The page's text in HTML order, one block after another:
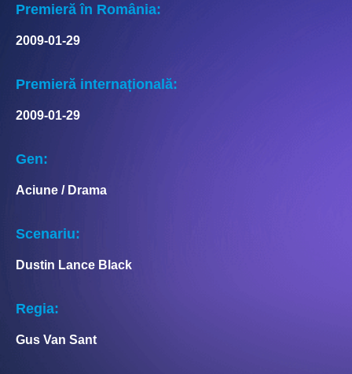
Premieră în România:
2009-01-29
Premieră internațională:
2009-01-29
Gen:
Aciune / Drama
Scenariu:
Dustin Lance Black
Regia:
Gus Van Sant